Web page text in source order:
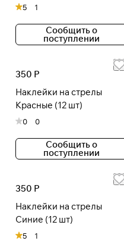
5 1
Сообщить о
поступлении
350 Р
Наклейки на стрелы
Красные (12 шт)
0 0
Сообщить о
поступлении
350 Р
Наклейки на стрелы
Синие (12 шт)
5 1
об оплате
недели
8 800